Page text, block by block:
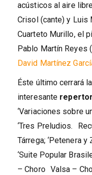
acústicos al aire
Crisol (cante) y Luis
Cuarteto Murillo, el
Pablo Martín Reyes
David Martínez
Éste último cerrará
interesante
‘Variaciones sobre
‘Tres Preludios.
Tárrega; ‘Petenera
‘Suite Popular
– Choro Valsa –